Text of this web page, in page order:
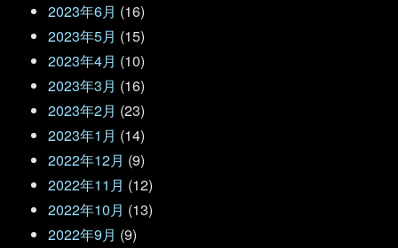
2023年6月 (16)
2023年5月 (15)
2023年4月 (10)
2023年3月 (16)
2023年2月 (23)
2023年1月 (14)
2022年12月 (9)
2022年11月 (12)
2022年10月 (13)
2022年9月 (9)